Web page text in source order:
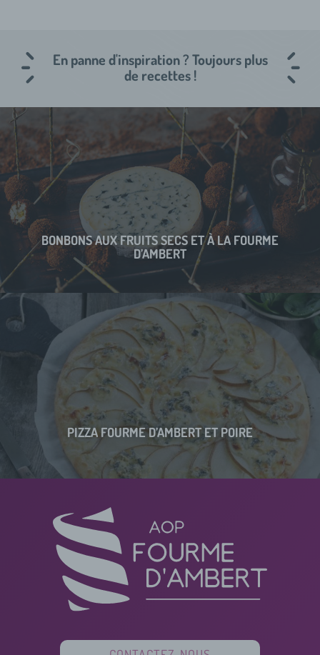
En panne d'inspiration ? Toujours plus
de recettes !
BONBONS AUX FRUITS SECS ET À LA FOURME
D’AMBERT
PIZZA FOURME D’AMBERT ET POIRE